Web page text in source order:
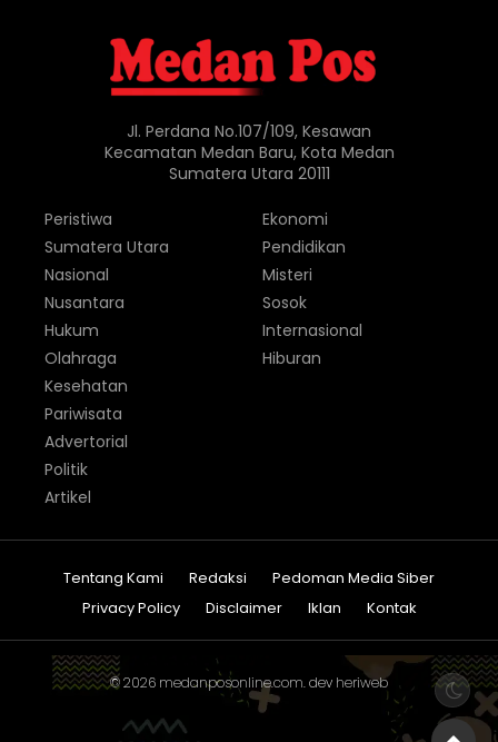
Jl. Perdana No.107/109, Kesawan
Kecamatan Medan Baru, Kota Medan
Sumatera Utara 20111
Peristiwa
Sumatera Utara
Nasional
Nusantara
Hukum
Olahraga
Ekonomi
Pendidikan
Misteri
Sosok
Internasional
Hiburan
Kesehatan
Pariwisata
Advertorial
Politik
Artikel
Tentang Kami Redaksi
Pedoman Media Siber
Privacy Policy
Disclaimer Iklan Kontak
© 2026 medanposonline.com. dev heriweb